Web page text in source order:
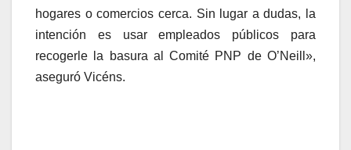
hogares o comercios cerca. Sin lugar a dudas, la
intención es usar empleados públicos para
recogerle la basura al Comité PNP de O’Neill»,
aseguró Vicéns.